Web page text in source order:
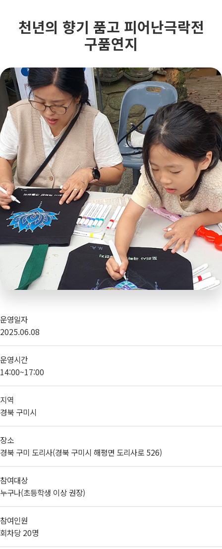
천년의 향기 품고 피어난극락전
구품연지
운영일자
2025.06.08
운영시간
14:00~17:00
지역
경북 구미시
장소
경북 구미 도리사(경북 구미시 해평면 도리사로 526)
참여대상
누구나(초등학생 이상 권장)
참여인원
회차당 20명